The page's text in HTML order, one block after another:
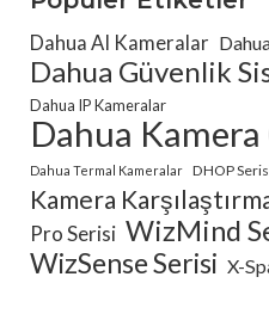
Dahua AI Kameralar
Dahua Güvenlik
Dahua IP Kameralar
Dahua
Dahua Termal Kameralar DHOP
Kamera
Pro Serisi WizMind
WizSense Serisi X-